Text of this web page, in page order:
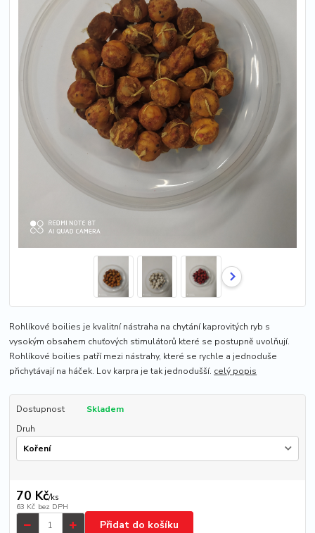
Rohlíkové boilies je kvalitní nástraha na chytání kaprovitých ryb s
vysokým obsahem chuťových stimulátorů které se postupně uvolňují.
Rohlíkové boilies patří mezi nástrahy, které se rychle a jednoduše
přichytávají na háček. Lov karpra je tak jednodušší. celý popis
Dostupnost
Skladem
Druh
70 Kč/ks
63 Kč bez DPH
Přidat do košíku